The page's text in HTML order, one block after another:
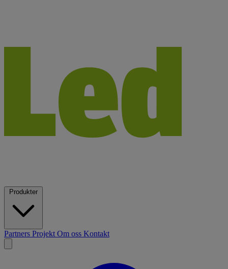
Produkter
Partners Projekt Om oss Kontakt